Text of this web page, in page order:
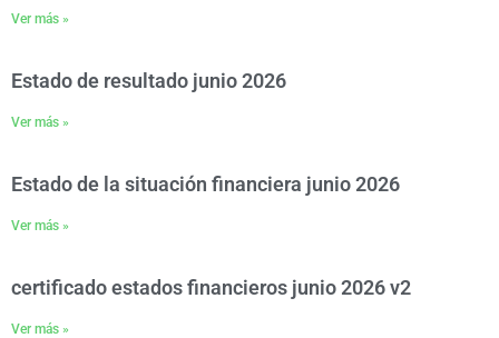
Ver más »
Estado de resultado junio 2026
Ver más »
Estado de la situación financiera junio 2026
Ver más »
certificado estados financieros junio 2026 v2
Ver más »